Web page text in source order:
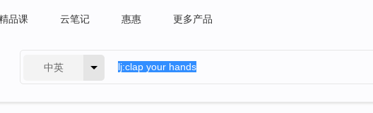
品课 云笔记 惠惠 更多产品
中英